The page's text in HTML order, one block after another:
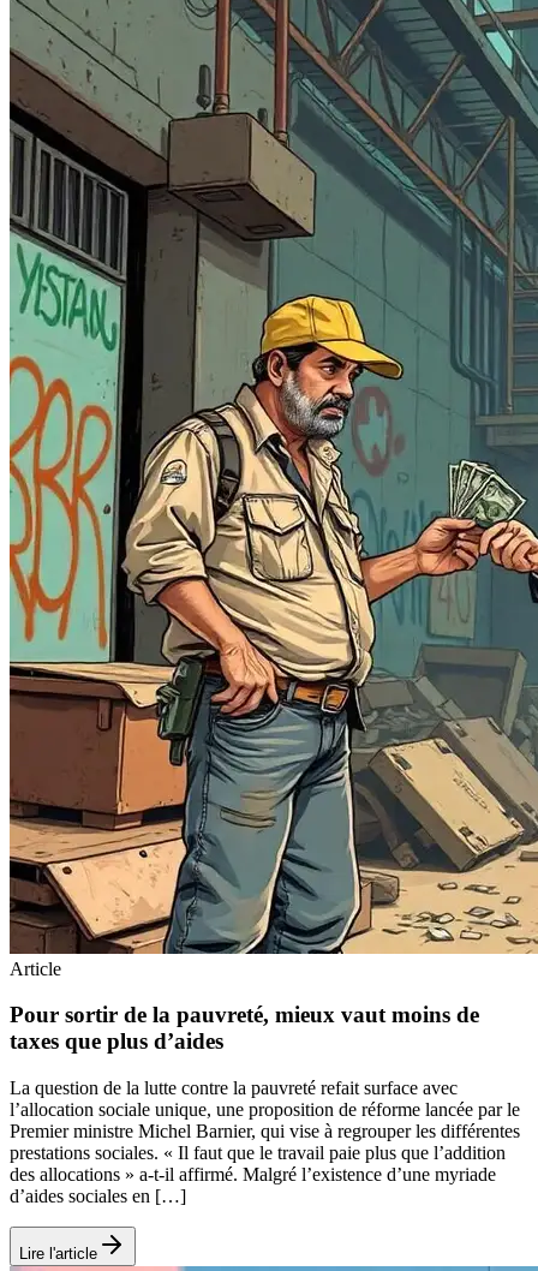
Article
Pour sortir de la pauvreté, mieux vaut moins de
taxes que plus d’aides
La question de la lutte contre la pauvreté refait surface avec
l’allocation sociale unique, une proposition de réforme lancée par le
Premier ministre Michel Barnier, qui vise à regrouper les différentes
prestations sociales. « Il faut que le travail paie plus que l’addition
des allocations » a-t-il affirmé. Malgré l’existence d’une myriade
d’aides sociales en […]
Lire l'article